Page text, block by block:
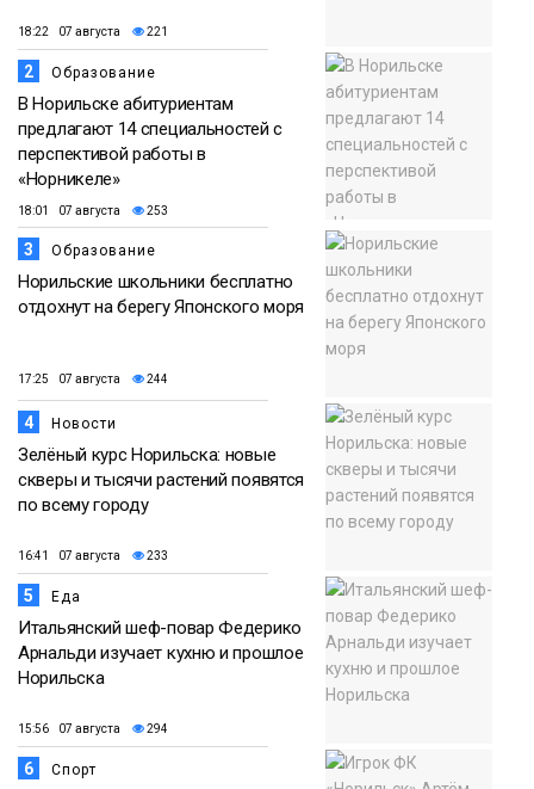
18:22 07 августа 221
2 Образование
В Норильске абитуриентам
предлагают 14 специальностей с
перспективой работы в
«Норникеле»
18:01 07 августа 253
3 Образование
Норильские школьники бесплатно
отдохнут на берегу Японского моря
17:25 07 августа 244
4 Новости
Зелёный курс Норильска: новые
скверы и тысячи растений появятся
по всему городу
16:41 07 августа 233
5 Еда
Итальянский шеф-повар Федерико
Арнальди изучает кухню и прошлое
Норильска
15:56 07 августа 294
6 Спорт